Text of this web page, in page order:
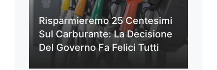
Risparmieremo 25 Centesimi
Sul Carburante: La Decisione
Del Governo Fa Felici Tutti